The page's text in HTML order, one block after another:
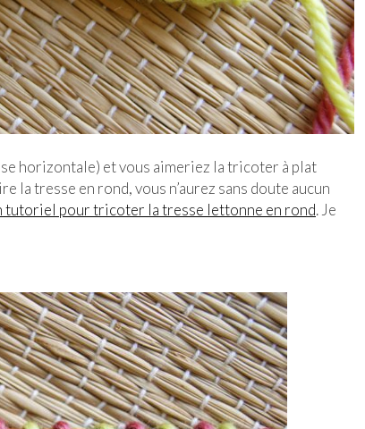
horizontale) et vous aimeriez la tricoter à plat
la tresse en rond, vous n’aurez sans doute aucun
tutoriel pour tricoter la tresse lettonne en rond. Je